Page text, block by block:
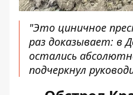
"Это циничное
раз доказывает: в
остались
подчеркнул